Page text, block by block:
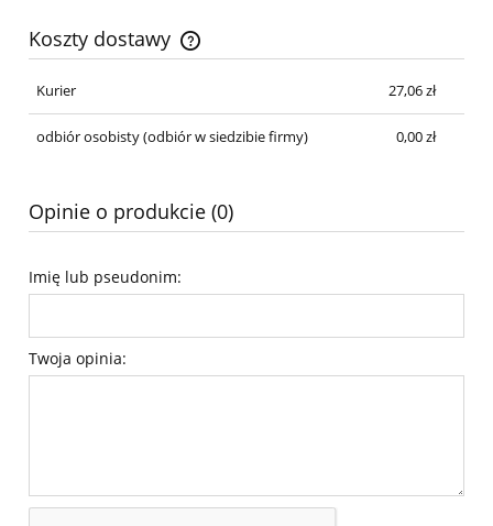
Koszty dostawy
Cena nie zawiera ewentualnych kosztów płatności
Kurier
27,06 zł
odbiór osobisty(odbiór w siedzibie firmy) 0,00 zł
Opinie o produkcie (0)
Imię lub pseudonim:
Twoja opinia: